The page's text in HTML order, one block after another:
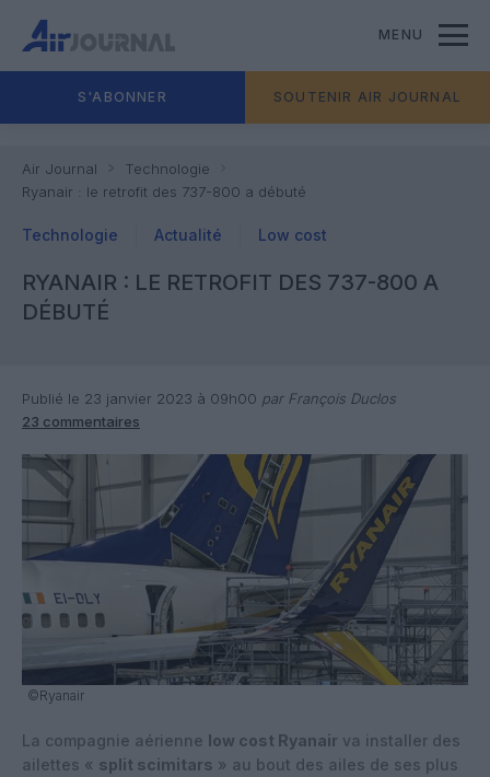
MENU
S'ABONNER SOUTENIR AIR JOURNAL
Air Journal
Technologie
Ryanair : le retrofit des 737-800 a débuté
Technologie Actualité Low cost
RYANAIR : LE RETROFIT DES 737-800 A
DÉBUTÉ
Publié le 23 janvier 2023 à 09h00 par François Duclos
23 commentaires
©Ryanair
La compagnie aérienne low cost Ryanair va installer des
ailettes « split scimitars » au bout des ailes de ses plus